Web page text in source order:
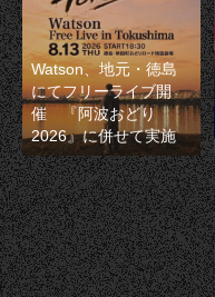
Watson、地元・徳島
にてフリーライブ開
催 『阿波おどり
2026』に併せて実施